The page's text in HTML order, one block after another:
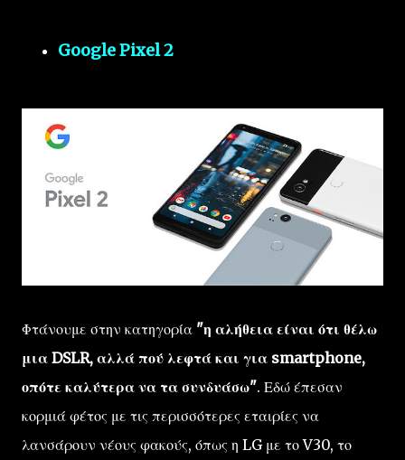
Google Pixel 2
Φτάνουμε στην κατηγορία "η αλήθεια είναι ότι θέλω
μια DSLR, αλλά πού λεφτά και για smartphone,
οπότε καλύτερα να τα συνδυάσω". Εδώ έπεσαν
κορμιά φέτος με τις περισσότερες εταιρίες να
λανσάρουν νέους φακούς, όπως η LG με το V30, το